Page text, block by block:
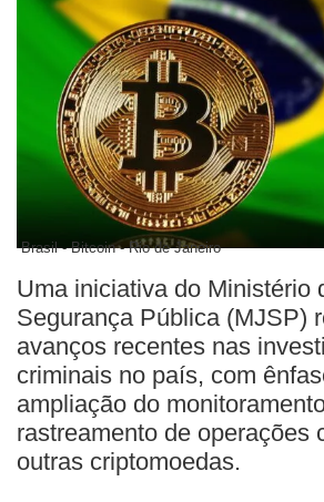
Brasil - Bitcoin - Rio de Janeiro
Uma iniciativa do Ministério
Segurança Pública (MJSP)
avanços recentes nas
criminais no país, com
ampliação do
rastreamento de operações
outras criptomoedas.